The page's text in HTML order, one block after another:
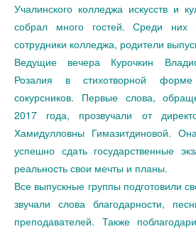
Учалинского колледжа искусств и
собрал много гостей. Среди
сотрудники колледжа, родители
Ведущие вечера Курочкин
Розалия в стихотворной форме
сокурсников. Первые слова,
2017 года, прозвучали от
Хамидулловны Гимазитдиновой.
успешно сдать государственные
реальность свои мечты и планы.
Все выпускные группы подготовили
звучали слова благодарности,
преподавателей. Также